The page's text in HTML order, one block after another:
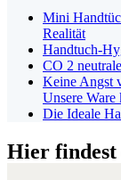
Mini
Realität
Handtuch-
CO 2
Keine Angst
Unsere Ware
Die Ideale
Hier findest